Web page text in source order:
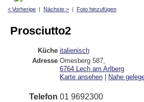
< Vorherige | Nächste > | Foto hinzufügen
Prosciutto2
Küche italienisch
Adresse Omesberg 587
6764 Lech am Arlberg
Karte ansehen | Nahe
Telefon 01 9692300